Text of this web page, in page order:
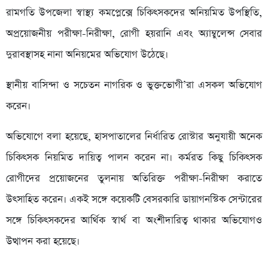
রামগতি উপজেলা স্বাস্থ্য কমপ্লেক্সে চিকিৎসকদের অনিয়মিত উপস্থিতি,
অপ্রয়োজনীয় পরীক্ষা-নিরীক্ষা, রোগী হয়রানি এবং অ্যাম্বুলেন্স সেবার
দুরাবস্থাসহ নানা অনিয়মের অভিযোগ উঠেছে।
স্থানীয় বাসিন্দা ও সচেতন নাগরিক ও ভুক্তভোগী’রা এসকল অভিযোগ
করেন।
অভিযোগে বলা হয়েছে, হাসপাতালের নির্ধারিত রোস্টার অনুযায়ী অনেক
চিকিৎসক নিয়মিত দায়িত্ব পালন করেন না। কর্মরত কিছু চিকিৎসক
রোগীদের প্রয়োজনের তুলনায় অতিরিক্ত পরীক্ষা-নিরীক্ষা করাতে
উৎসাহিত করেন। একই সঙ্গে কয়েকটি বেসরকারি ডায়াগনস্টিক সেন্টারের
সঙ্গে চিকিৎসকদের আর্থিক স্বার্থ বা অংশীদারিত্ব থাকার অভিযোগও
উত্থাপন করা হয়েছে।